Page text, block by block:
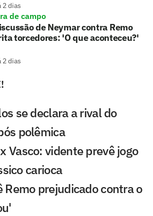
2 dias
de campo
de Neymar contra Remo
torcedores: 'O que aconteceu?'
2 dias
se declara a rival do
polêmica
Vasco: vidente prevê jogo
carioca
Remo prejudicado contra o